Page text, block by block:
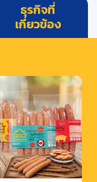
ธุรกิจที่
เกี่ยวข้อง